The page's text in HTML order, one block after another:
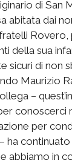
di San
abitata dai
Rovero,
della sua
sicuri di non
Maurizio
–
conoscerci
per
ha
abbiamo in